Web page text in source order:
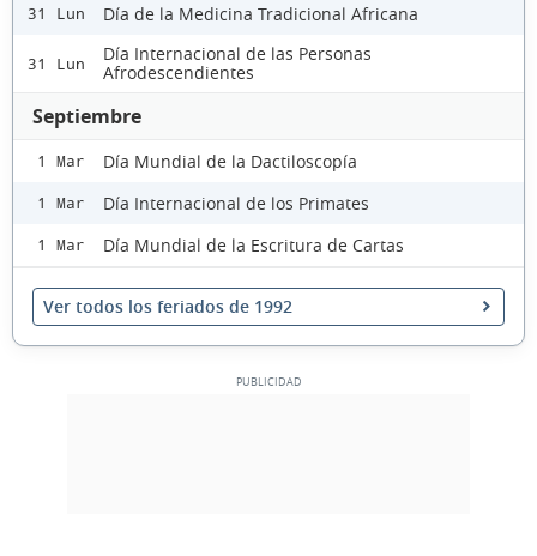
31 Lun Día de la Medicina Tradicional Africana
31 Lun
Día Internacional de las Personas
Afrodescendientes
Septiembre
1 Mar Día Mundial de la Dactiloscopía
1 Mar Día Internacional de los Primates
1 Mar Día Mundial de la Escritura de Cartas
Ver todos los feriados de 1992